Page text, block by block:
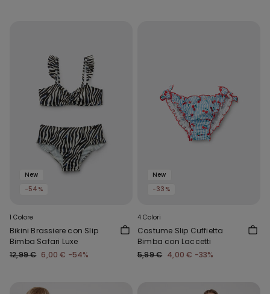
New
-54%
1 Colore
Bikini Brassiere con Slip
Bimba Safari Luxe
12,99 € 6,00 € -54%
New
-33%
4 Colori
Costume Slip Cuffietta
Bimba con Laccetti
5,99 € 4,00 € -33%